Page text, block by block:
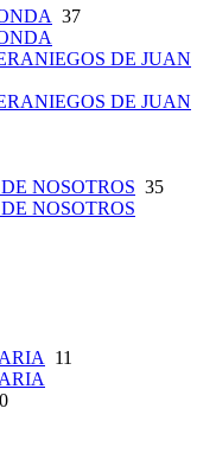
37
DE JUAN
DE JUAN
NOSOTROS 35
NOSOTROS
11